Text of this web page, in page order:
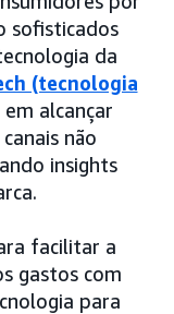
sofisticados
da
(tecnologia
alcançar
não
insights
facilitar a
gastos com
para